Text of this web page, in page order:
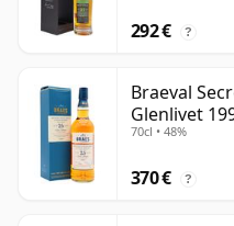
292 € ?
Braeval
Glenlivet
70cl • 48%
370 € ?